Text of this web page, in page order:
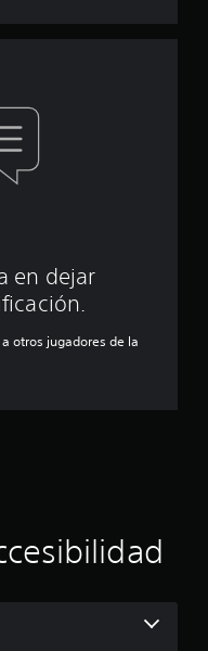
en dejar
otros jugadores de la